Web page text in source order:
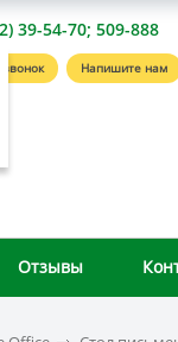
39-54-70; 509-888
звонок Напишите нам
Отзывы